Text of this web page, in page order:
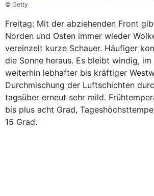
© Getty
Freitag: Mit der abziehenden Front
Norden und Osten immer wieder
vereinzelt kurze Schauer. Häufiger
die Sonne heraus. Es bleibt windig,
weiterhin lebhafter bis kräftiger
Durchmischung der Luftschichten
tagsüber erneut sehr mild.
bis plus acht Grad,
15 Grad.